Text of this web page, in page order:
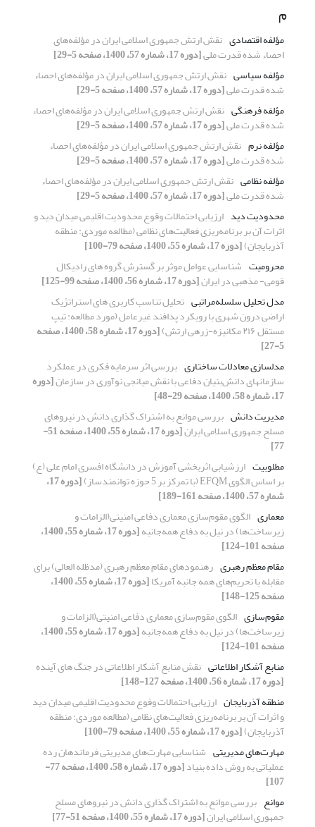
م
مؤلفه اقتصادی نقش ارتش جمهوری اسلامی ایران در مؤلفه‌های
احصاء شده قدرت ملی[دوره 17، شماره 57، 1400، صفحه 5-29]
مؤلفه سیاسی نقش ارتش جمهوری اسلامی ایران در مؤلفه‌های احصاء
شده قدرت ملی[دوره 17، شماره 57، 1400، صفحه 5-29]
مؤلفه فرهنگی نقش ارتش جمهوری اسلامی ایران در مؤلفه‌های احصاء
شده قدرت ملی[دوره 17، شماره 57، 1400، صفحه 5-29]
مؤلفه نرم نقش ارتش جمهوری اسلامی ایران در مؤلفه‌های احصاء
شده قدرت ملی[دوره 17، شماره 57، 1400، صفحه 5-29]
مؤلفه نظامی نقش ارتش جمهوری اسلامی ایران در مؤلفه‌های احصاء
شده قدرت ملی[دوره 17، شماره 57، 1400، صفحه 5-29]
محدودیت دید ارزیابی احتمالات وقوع محدودیت اقلیمی میدان دید و
اثرات آن بر برنامه‌ریزی فعالیت‌های نظامی (مطالعه موردی: منطقه
آذربایجان)[دوره 17، شماره 55، 1400، صفحه 79-100]
محرومیت شناسایی عوامل موثر بر گسترش گروه های رادیکال
قومی- مذهبی در ایران[دوره 17، شماره 56، 1400، صفحه 99-125]
مدل تحلیل سلسله‌مراتبی تحلیل تناسب کاربری های استراتژیک
اراضی درون شهری با رویکرد پدافند غیرعامل (مورد مطالعه: تیپ
مستقل ۲۱۶ مکانیزه-زرهی ارتش) [دوره 17، شماره 58، 1400، صفحه
5-27]
مدلسازی معادلات ساختاری بررسی اثر سرمایه فکری در عملکرد
سازمان‎های دانش‌بنیان دفاعی با نقش میانجی نوآوری در سازمان [دوره
17، شماره 58، 1400، صفحه 29-48]
مدیریت دانش بررسی موانع به اشتراک گذاری دانش در نیروهای
مسلح جمهوری اسلامی ایران [دوره 17، شماره 55، 1400، صفحه 51-
77]
مطلوبیت ارزشیابی اثربخشی آموزش در دانشگاه افسری امام علی (ع)
بر اساس الگوی EFQM (با تمرکز بر 5 حوزه توانمندساز) [دوره 17،
شماره 57، 1400، صفحه 161-189]
معماری الگوی مقوم‌سازی معماری دفاعی امنیتی(الزامات و
زیرساخت‌ها) در نیل به دفاع همه‌جانبه [دوره 17، شماره 55، 1400،
صفحه 101-124]
مقام معظم رهبری رهنمودهای مقام معظم رهبری (مدظله العالی) برای
مقابله با تحریم‌های همه جانبه آمریکا [دوره 17، شماره 55، 1400،
صفحه 125-148]
مقوم‌سازی الگوی مقوم‌سازی معماری دفاعی امنیتی(الزامات و
زیرساخت‌ها) در نیل به دفاع همه‌جانبه [دوره 17، شماره 55، 1400،
صفحه 101-124]
منابع آشکار اطلاعاتی نقش منابع آشکار اطلاعاتی در جنگ های آینده
[دوره 17، شماره 56، 1400، صفحه 127-148]
منطقه آذربایجان ارزیابی احتمالات وقوع محدودیت اقلیمی میدان دید
و اثرات آن بر برنامه‌ریزی فعالیت‌های نظامی (مطالعه موردی: منطقه
آذربایجان)[دوره 17، شماره 55، 1400، صفحه 79-100]
مهارت‌های مدیریتی شناسایی مهارت‌های مدیریتی فرماندهان رده
عملیاتی به روش داده بنیاد [دوره 17، شماره 58، 1400، صفحه 77-
107]
موانع بررسی موانع به اشتراک گذاری دانش در نیروهای مسلح
جمهوری اسلامی ایران[دوره 17، شماره 55، 1400، صفحه 51-77]